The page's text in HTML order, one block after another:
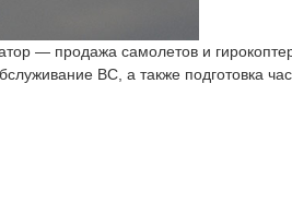
— продажа самолетов и
ВС, а также подготовка